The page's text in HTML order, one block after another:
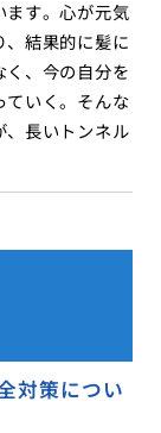
ます。心が元気
結果的に髪に
、今の自分を
ていく。そんな
、長いトンネル
対策につい